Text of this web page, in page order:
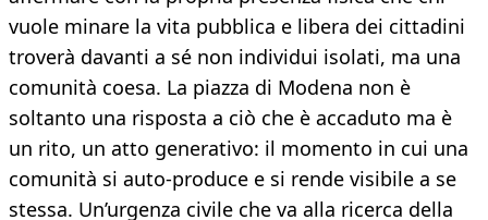
vuole minare la vita pubblica e libera dei cittadini
troverà davanti a sé non individui isolati, ma una
comunità coesa. La piazza di Modena non è
soltanto una risposta a ciò che è accaduto ma è
un rito, un atto generativo: il momento in cui una
comunità si auto-produce e si rende visibile a se
stessa. Un’urgenza civile che va alla ricerca della